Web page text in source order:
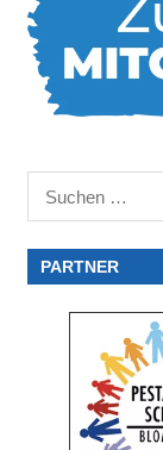
nach:
PARTNER